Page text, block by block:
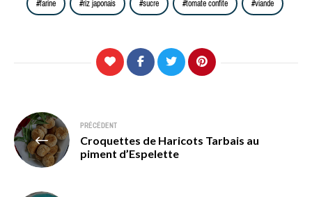
farine riz japonais sucre tomate confite viande
Navigation
de
l’article
PRÉCÉDENT
Croquettes de Haricots Tarbais au
piment d’Espelette